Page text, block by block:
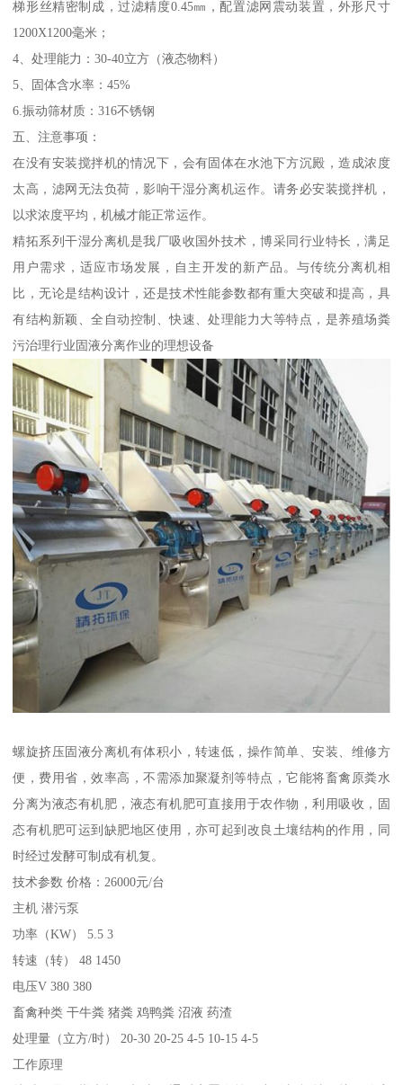
梯形丝精密制成，过滤精度0.45㎜，配置滤网震动装置，外形尺寸
1200X1200毫米；
4、处理能力：30-40立方（液态物料）
5、固体含水率：45%
6.振动筛材质：316不锈钢
五、注意事项：
在没有安装搅拌机的情况下，会有固体在水池下方沉殿，造成浓度
太高，滤网无法负荷，影响干湿分离机运作。请务必安装搅拌机，
以求浓度平均，机械才能正常运作。
精拓系列干湿分离机是我厂吸收国外技术，博采同行业特长，满足
用户需求，适应市场发展，自主开发的新产品。与传统分离机相
比，无论是结构设计，还是技术性能参数都有重大突破和提高，具
有结构新颖、全自动控制、快速、处理能力大等特点，是养殖场粪
污治理行业固液分离作业的理想设备
螺旋挤压固液分离机有体积小，转速低，操作简单、安装、维修方
便，费用省，效率高，不需添加聚凝剂等特点，它能将畜禽原粪水
分离为液态有机肥，液态有机肥可直接用于农作物，利用吸收，固
态有机肥可运到缺肥地区使用，亦可起到改良土壤结构的作用，同
时经过发酵可制成有机复。
技术参数 价格：26000元/台
主机 潜污泵
功率（KW） 5.5 3
转速（转） 48 1450
电压V 380 380
畜禽种类 干牛粪 猪粪 鸡鸭粪 沼液 药渣
处理量（立方/时） 20-30 20-25 4-5 10-15 4-5
工作原理